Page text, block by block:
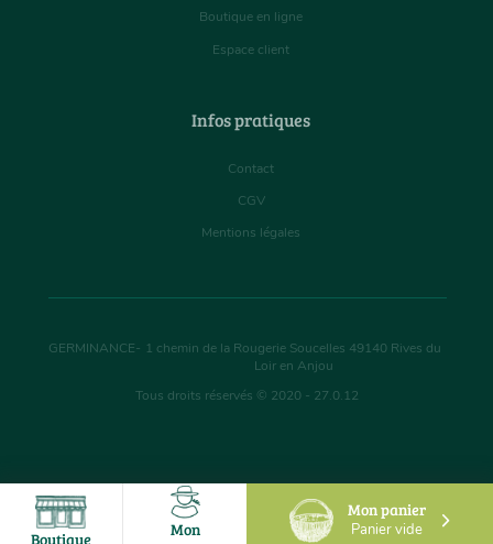
Boutique
Mon
Mon panier
Panier vide
Boutique en ligne
Espace client
Infos pratiques
Contact
CGV
Mentions légales
GERMINANCE- 1 chemin de la Rougerie Soucelles 49140 Rives du
Loir en Anjou
Tous droits réservés © 2020 - 27.0.12